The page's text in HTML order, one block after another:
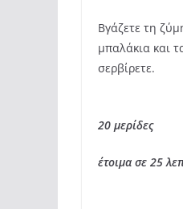
Βγάζετε τη
μπαλάκια και
σερβίρετε.
20 μερίδες
έτοιμα σε 25